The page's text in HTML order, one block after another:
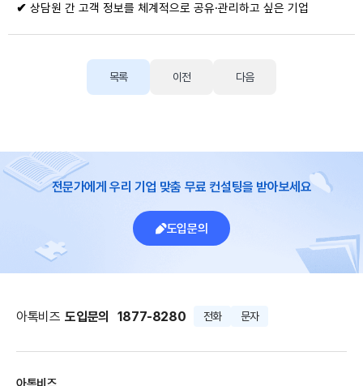
✔ 상담원 간 고객 정보를 체계적으로 공유·관리하고 싶은 기업
목록 이전 다음
전문가에게 우리 기업 맞춤 무료 컨설팅을 받아보세요
도입문의
아톡비즈 도입문의 1877-8280 전화 문자